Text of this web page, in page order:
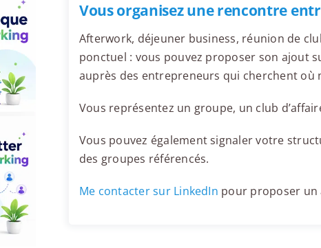
Vous organisez une rencontre
Afterwork, déjeuner business, réunion de
ponctuel : vous pouvez proposer son ajout
auprès des entrepreneurs qui cherchent où
Vous représentez un groupe, un club
Vous pouvez également signaler votre
des groupes référencés.
Me contacter sur LinkedIn pour proposer